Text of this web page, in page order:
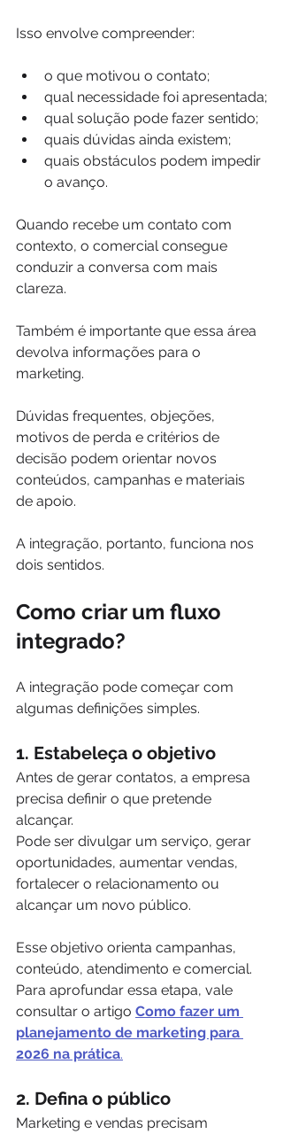
Isso envolve compreender:
o que motivou o contato;
qual necessidade foi apresentada;
qual solução pode fazer sentido;
quais dúvidas ainda existem;
quais obstáculos podem impedir
o avanço.
Quando recebe um contato com
contexto, o comercial consegue
conduzir a conversa com mais
clareza.
Também é importante que essa área
devolva informações para o
marketing.
Dúvidas frequentes, objeções,
motivos de perda e critérios de
decisão podem orientar novos
conteúdos, campanhas e materiais
de apoio.
A integração, portanto, funciona nos
dois sentidos.
Como criar um fluxo
integrado?
A integração pode começar com
algumas definições simples.
1. Estabeleça o objetivo
Antes de gerar contatos, a empresa
precisa definir o que pretende
alcançar.
Pode ser divulgar um serviço, gerar
oportunidades, aumentar vendas,
fortalecer o relacionamento ou
alcançar um novo público.
Esse objetivo orienta campanhas,
conteúdo, atendimento e comercial.
Para aprofundar essa etapa, vale
consultar o artigo Como fazer um
planejamento de marketing para
2026 na prática.
2. Defina o público
Marketing e vendas precisam